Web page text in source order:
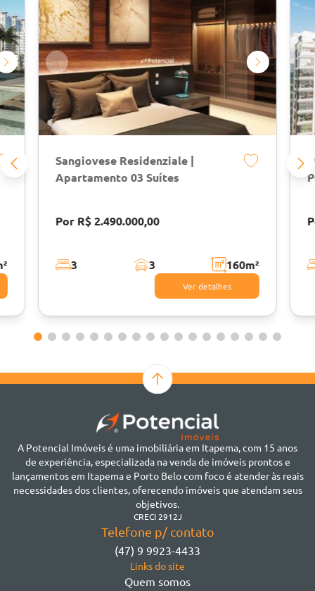
Sangiovese Residenziale |
Apartamento 03 Suítes
Por R$ 2.490.000,00
3 3 160m²
Ver detalhes
A Potencial Imóveis é uma imobiliária em Itapema, com 15 anos
de experiência, especializada na venda de imóveis prontos e
lançamentos em Itapema e Porto Belo com foco é atender às reais
necessidades dos clientes, oferecendo imóveis que atendam seus
objetivos.
CRECI 2912J
Telefone p/ contato
(47) 9 9923-4433
Links do site
Quem somos